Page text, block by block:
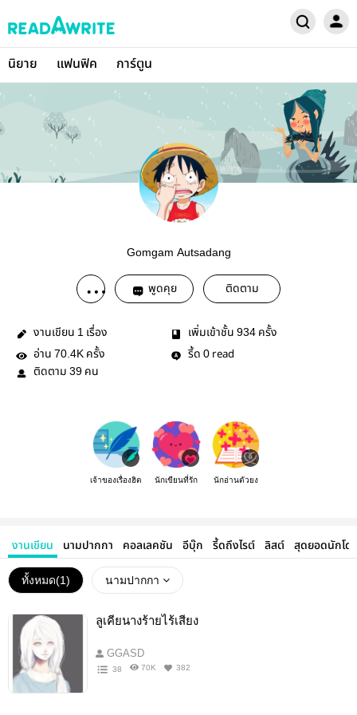
นิยาย แฟนฟิค การ์ตูน
Gomgam Autsadang
พูดคุย ติดตาม
งานเขียน 1 เรื่อง เพิ่มเข้าชั้น 934 ครั้ง
อ่าน 70.4K ครั้ง รี้ด 0 read
ติดตาม 39 คน
เจ้าของเรื่องฮิต นักเขียนที่รัก นักอ่านตัวยง
งานเขียน นามปากกา คอลเลคชัน อีบุ๊ก รี้ดถึงไรต์ ลิสต์ สุดยอดนักโด
ทั้งหมด(1) นามปากกา
ลูเคียนางร้ายไร้เสียง
GGASD
38 70K 382